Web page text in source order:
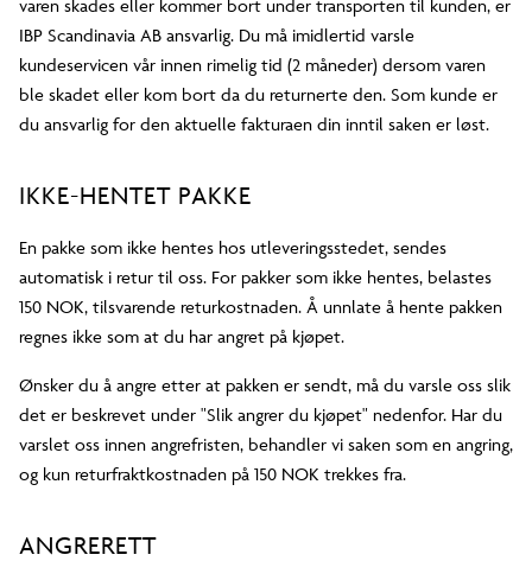
varen skades eller kommer bort under transporten til kunden, er
IBP Scandinavia AB ansvarlig. Du må imidlertid varsle
kundeservicen vår innen rimelig tid (2 måneder) dersom varen
ble skadet eller kom bort da du returnerte den. Som kunde er
du ansvarlig for den aktuelle fakturaen din inntil saken er løst.
IKKE-HENTET PAKKE
En pakke som ikke hentes hos utleveringsstedet, sendes
automatisk i retur til oss. For pakker som ikke hentes, belastes
150 NOK, tilsvarende returkostnaden. Å unnlate å hente pakken
regnes ikke som at du har angret på kjøpet.
Ønsker du å angre etter at pakken er sendt, må du varsle oss slik
det er beskrevet under "Slik angrer du kjøpet" nedenfor. Har du
varslet oss innen angrefristen, behandler vi saken som en angring,
og kun returfraktkostnaden på 150 NOK trekkes fra.
ANGRERETT